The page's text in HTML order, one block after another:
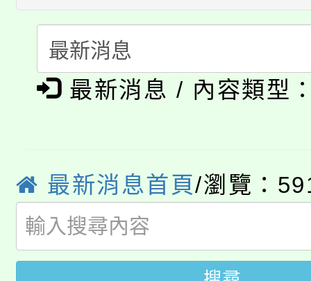
代理(課)教師甄選結果(
公告本校115學年度第
代理(課)教師甄選結果(
轉知中國文化大學推廣
《TA101》溝通分析基
系所師生報名參加。
淨零綠生活教案入校路
學籍身 分審查程序及
版
淨零綠領人才培育課程
公告本校115學年度第
代理(課)教師甄選結果(
「2026金融保險知識
最新消息 / 內容類型
最新消息首頁/瀏覽：